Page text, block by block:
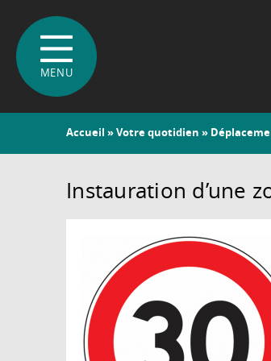
Vous
êtes
Accueil »Votre quotidien »
Instauration d’une